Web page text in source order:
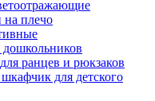
плечо
ранцев и рюкзаков
для детского